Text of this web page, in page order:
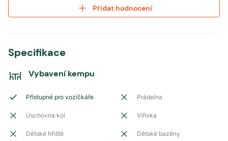
Přidat hodnocení
Specifikace
Vybavení kempu
Přístupné pro vozíčkáře Prádelna
Úschovna kol Vířivka
Dětské hřiště Dětské bazény